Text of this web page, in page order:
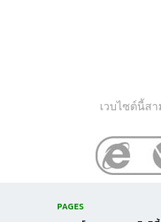
เวบไซต์นี้ส
PAGES